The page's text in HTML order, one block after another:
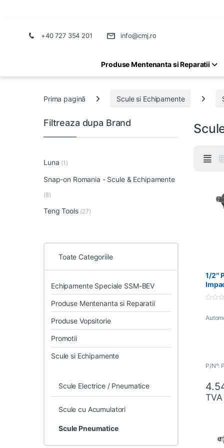
+40 727 354 201 info@cmj.ro
Produse Mentenanta si Reparatii
Prima pagină Scule si Echipamente
1/2″
u
P/N°:
TVA
Filtreaza dupa Brand
Luna (1)
Snap-on Romania - Scule & Echipamente
(8)
Teng Tools (27)
Toate Categoriile
Echipamente Speciale SSM-BEV
Produse Mentenanta si Reparatii
Produse Vopsitorie
Promotii
Scule si Echipamente
Scule Electrice / Pneumatice
Scule cu Acumulatori
Scule Pneumatice